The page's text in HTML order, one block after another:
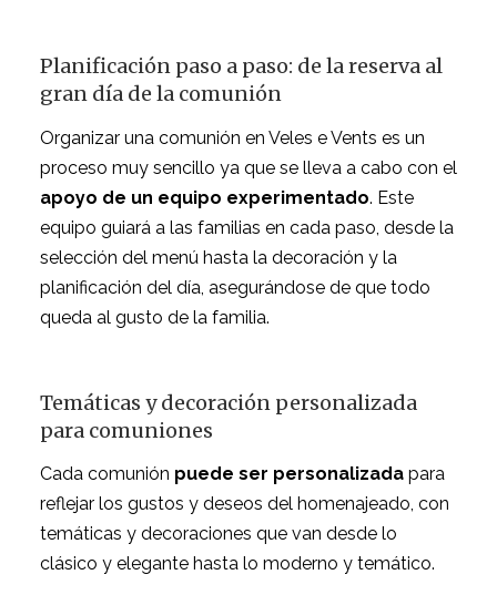
Planificación paso a paso: de la reserva al
gran día de la comunión
Organizar una comunión en Veles e Vents es un
proceso muy sencillo ya que se lleva a cabo con el
apoyo de un equipo experimentado. Este
equipo guiará a las familias en cada paso, desde la
selección del menú hasta la decoración y la
planificación del día, asegurándose de que todo
queda al gusto de la familia.
Temáticas y decoración personalizada
para comuniones
Cada comunión puede ser personalizada para
reflejar los gustos y deseos del homenajeado, con
temáticas y decoraciones que van desde lo
clásico y elegante hasta lo moderno y temático.